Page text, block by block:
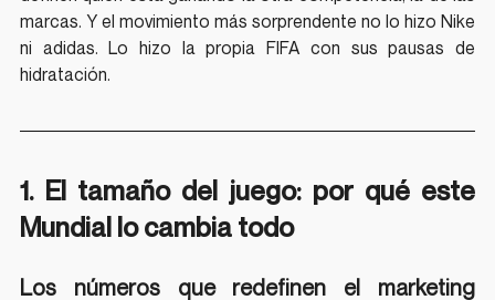
marcas. Y el movimiento más sorprendente no lo hizo Nike
ni adidas. Lo hizo la propia FIFA con sus pausas de
hidratación.
1. El tamaño del juego: por qué este
Mundial lo cambia todo
Los números que redefinen el marketing